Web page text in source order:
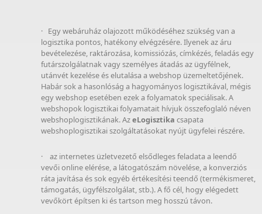
· Egy webáruház olajozott működéséhez szükség van a
logisztika pontos, hatékony elvégzésére. Ilyenek az áru
bevételezése, raktározása, komissiózás, címkézés, feladás egy
futárszolgálatnak vagy személyes átadás az ügyfélnek,
utánvét kezelése és elutalása a webshop üzemeltetőjének.
Habár sok a hasonlóság a hagyományos logisztikával, mégis
egy webshop esetében ezek a folyamatok speciálisak. A
webshopok logisztikai folyamatait hívjuk összefoglaló néven
webshoplogisztikának. AzeLogisztika csapata
webshoplogisztikai szolgáltatásokat nyújt ügyfelei részére.
· az internetes üzletvezető elsődleges feladata a leendő
vevői online elérése, a látogatószám növelése, a konverziós
ráta javítása és sok egyéb értékesítési teendő (termékismeret,
támogatás, ügyfélszolgálat, stb.). A fő cél, hogy elégedett
vevőkört építsen ki és tartson meg hosszú távon.